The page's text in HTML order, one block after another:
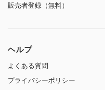
販売者登録（無料）
ヘルプ
よくある質問
プライバシーポリシー